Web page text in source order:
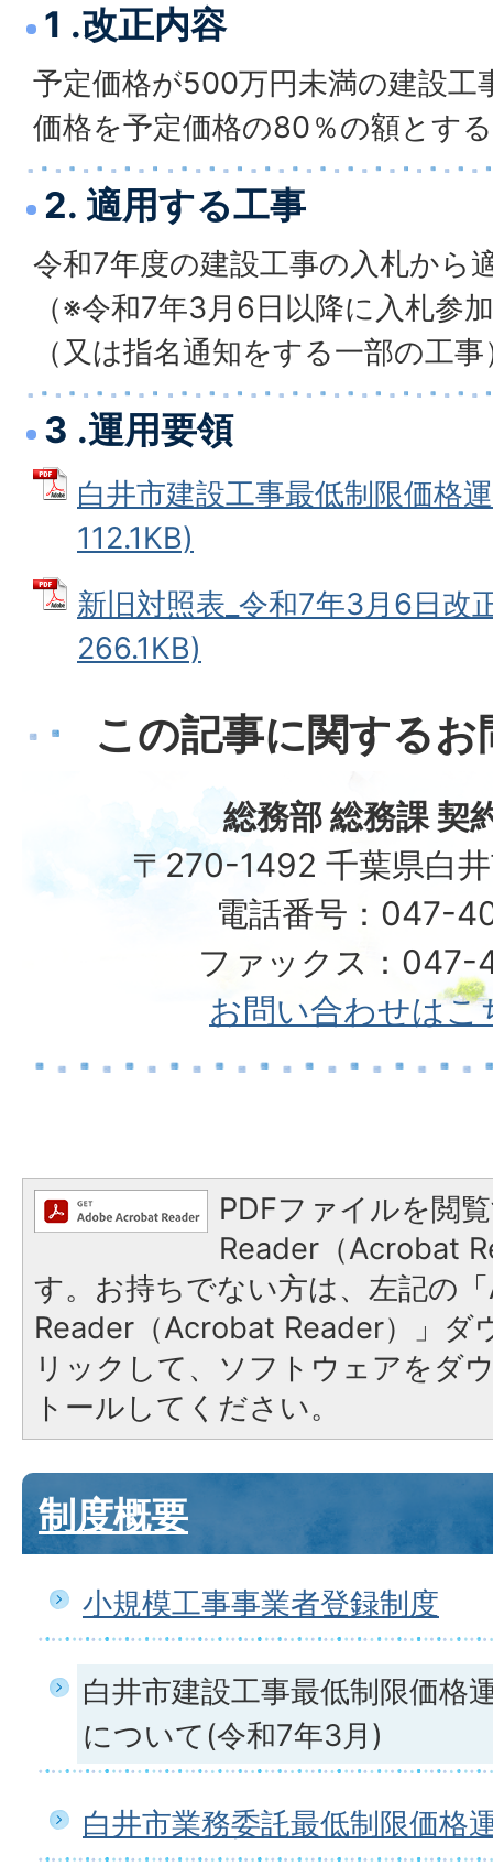
1 .改正内容
予定価格が500万円未満の建設工
価格を予定価格の80％の額とす
2. 適用する工事
令和7年度の建設工事の入札から
（※令和7年3月6日以降に入札参
（又は指名通知をする一部の工
3 .運用要領
白井市建設工事最低制限価格
112.1KB)
新旧対照表_令和7年3月6日改
266.1KB)
この記事に関する
総務部 総務課 契
〒270-1492 千葉県白
電話番号：047-
ファックス：047-
お問い合わせはこ
PDFファイルを閲
Reader（Acrobat
す。お持ちでない方は、左記の
Reader（Acrobat Reader）」ダ
リックして、ソフトウェアをダ
トールしてください。
制度概要
小規模工事事業者登録制度
白井市建設工事最低制限価格
について(令和7年3月)
白井市業務委託最低制限価格